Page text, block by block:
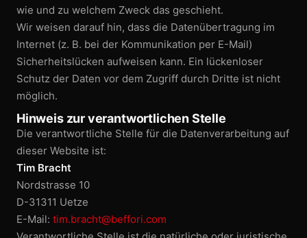
wie und zu welchem Zweck das geschieht.
Wir weisen darauf hin, dass die Datenübertragung im
Internet (z. B. bei der Kommunikation per E-Mail)
Sicherheits­lücken aufweisen kann. Ein lückenloser
Schutz der Daten vor dem Zugriff durch Dritte ist nicht
möglich.
Hinweis zur verantwortlichen Stelle
Die verantwortliche Stelle für die Datenverarbeitung auf
dieser Website ist:
Tim Bracht
Nordstrasse 10
D-31311 Uetze
E-Mail: tim.bracht@beffori.com